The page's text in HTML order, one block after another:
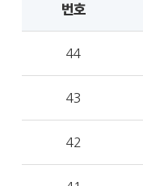
번호
44
43
42